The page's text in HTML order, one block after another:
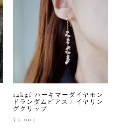
14kgf ハーキマーダイヤモン
ドランダムピアス / イヤリン
グクリップ
¥9,900